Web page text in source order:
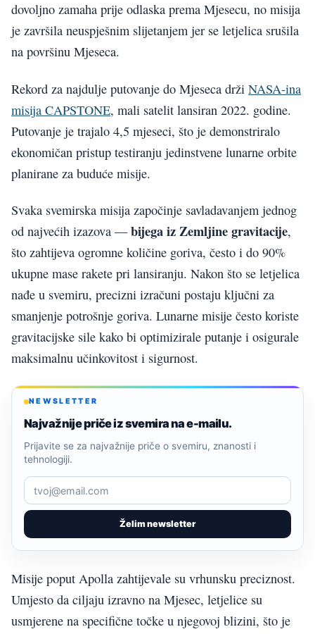
dovoljno zamaha prije odlaska prema Mjesecu, no misija
je završila neuspješnim slijetanjem jer se letjelica srušila
na površinu Mjeseca.
Rekord za najdulje putovanje do Mjeseca drži NASA-ina
misija CAPSTONE, mali satelit lansiran 2022. godine.
Putovanje je trajalo 4,5 mjeseci, što je demonstriralo
ekonomičan pristup testiranju jedinstvene lunarne orbite
planirane za buduće misije.
Svaka svemirska misija započinje savladavanjem jednog
od najvećih izazova —bijega iz Zemljine gravitacije,
što zahtijeva ogromne količine goriva, često i do 90%
ukupne mase rakete pri lansiranju. Nakon što se letjelica
nađe u svemiru, precizni izračuni postaju ključni za
smanjenje potrošnje goriva. Lunarne misije često koriste
gravitacijske sile kako bi optimizirale putanje i osigurale
maksimalnu učinkovitost i sigurnost.
NEWSLETTER
Najvažnije priče iz svemira na e-mailu.
Želim newsletter
Prijavite se za najvažnije priče o svemiru, znanosti i
tehnologiji.
Misije poput Apolla zahtijevale su vrhunsku preciznost.
Umjesto da ciljaju izravno na Mjesec, letjelice su
usmjerene na specifične točke u njegovoj blizini, što je